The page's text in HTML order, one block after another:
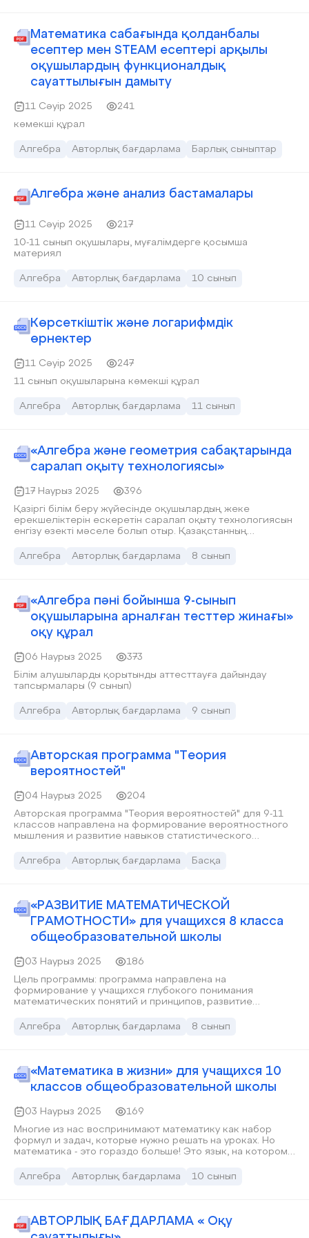
Математика сабағында қолданбалы
есептер мен STEАM есептері арқылы
оқушылардың функционалдық
сауаттылығын дамыту
11 Сәуір 2025
241
көмекші құрал
Алгебра Авторлық бағдарлама Барлық сыныптар
Алгебра және анализ бастамалары
11 Сәуір 2025
217
10-11 сынып оқушылары, муғалімдерге қосымша
материял
Алгебра Авторлық бағдарлама 10 сынып
Көрсеткіштік және логарифмдік
өрнектер
11 Сәуір 2025
247
11 сынып оқушыларына көмекші құрал
Алгебра Авторлық бағдарлама 11 сынып
«Алгебра және геометрия сабақтарында
саралап оқыту технологиясы»
17 Наурыз 2025
396
Қазіргі білім беру жүйесінде оқушылардың жеке
ерекшеліктерін ескеретін саралап оқыту технологиясын
енгізу өзекті мәселе болып отыр. Қазақстанның
функционалдық сауаттылығын арттыруды көздейді, ал
геометрия сабақтарында саралап оқыту технологиясы”
әдістемесін қолдану оқыту сапасын жақсартады және
оқушылардың пәнге деген қызығушылығын арттырады.
Алгебра Авторлық бағдарлама 8 сынып
«Алгебра пәні бойынша 9-сынып
оқушыларына арналған тесттер жинағы»
оқу құрал
06 Наурыз 2025
373
Білім алушыларды қорытынды аттесттауға дайындау
тапсырмалары (9 сынып)
Алгебра Авторлық бағдарлама 9 сынып
Авторская программа "Теория
вероятностей"
04 Наурыз 2025
204
Авторская программа "Теория вероятностей" для 9-11
классов направлена на формирование вероятностного
мышления и развитие навыков статистического
программы, включают материалы, соответствующие
применению в реальных ситуациях
Алгебра Авторлық бағдарлама Басқа
«РАЗВИТИЕ МАТЕМАТИЧЕСКОЙ
ГРАМОТНОСТИ» для учащихся 8 класса
общеобразовательной школы
03 Наурыз 2025
186
Цель программы: программа направлена на
формирование у учащихся глубокого понимания
математических понятий и принципов, развитие
решения реальных жизненных задач и повышение уровня
Алгебра Авторлық бағдарлама 8 сынып
«Математика в жизни» для учащихся 10
классов общеобразовательной школы
03 Наурыз 2025
169
Многие из нас воспринимают математику как набор
формул и задач, которые нужно решать на уроках. Но
математика - это гораздо больше! Это язык, на котором
помогает нам решать самые разные задачи, от
жизни. Программа «Математика в жизни» направлена на
то, чтобы показать учащимся практическую значимость
Алгебра Авторлық бағдарлама 10 сынып
АВТОРЛЫҚ БАҒДАРЛАМА « Оқу